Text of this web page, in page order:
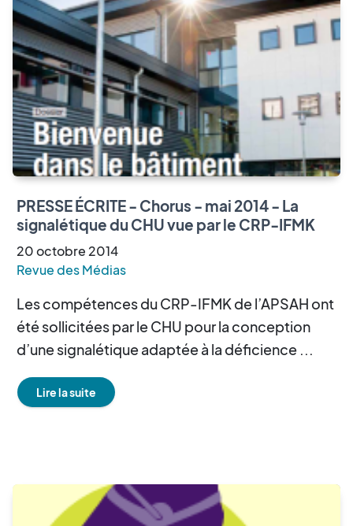
PRESSE ÉCRITE - Chorus - mai 2014 - La
signalétique du CHU vue par le CRP-IFMK
20octobre 2014
Revue des Médias
Les compétences du CRP-IFMK de l’APSAH ont
été sollicitées par le CHU pour la conception
d’une signalétique adaptée à la déficience ...
Lire la suite